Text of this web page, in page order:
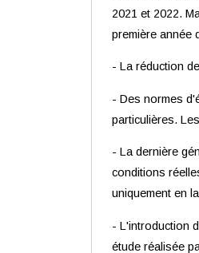
2021 et 2022.
première année
- La réduction
- Des normes
particulières.
- La dernière
conditions
uniquement en
- L'introduction
étude réalisée